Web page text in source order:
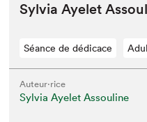
Sylvia Ayelet
Séance de dédicace
Auteur·rice
Sylvia Ayelet Assouline